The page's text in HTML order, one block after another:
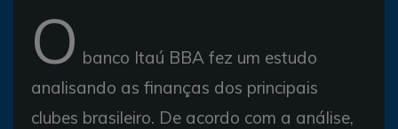
O banco Itaú BBA fez um estudo
analisando as finanças dos principais
clubes brasileiro. De acordo com a análise,